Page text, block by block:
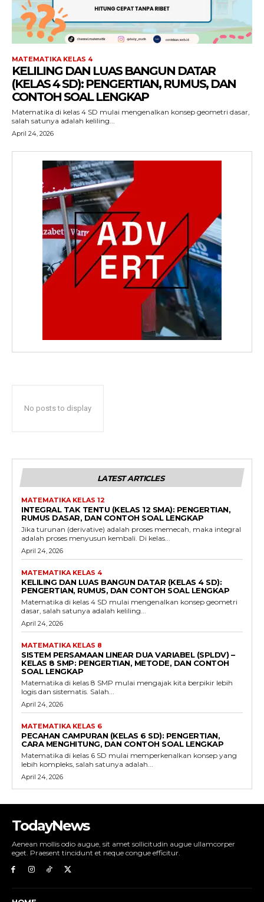
MATEMATIKA KELAS 4
KELILING DAN LUAS BANGUN DATAR
(KELAS 4 SD): PENGERTIAN, RUMUS, DAN
CONTOH SOAL LENGKAP
Matematika di kelas 4 SD mulai mengenalkan konsep geometri dasar,
salah satunya adalah keliling...
April 24, 2026
No posts to display
LATEST ARTICLES
MATEMATIKA KELAS 12
INTEGRAL TAK TENTU (KELAS 12 SMA): PENGERTIAN,
RUMUS DASAR, DAN CONTOH SOAL LENGKAP
Jika turunan (derivative) adalah proses memecah, maka integral
adalah proses menyusun kembali. Di kelas...
April 24, 2026
MATEMATIKA KELAS 4
KELILING DAN LUAS BANGUN DATAR (KELAS 4 SD):
PENGERTIAN, RUMUS, DAN CONTOH SOAL LENGKAP
Matematika di kelas 4 SD mulai mengenalkan konsep geometri
dasar, salah satunya adalah keliling...
April 24, 2026
MATEMATIKA KELAS 8
SISTEM PERSAMAAN LINEAR DUA VARIABEL (SPLDV) –
KELAS 8 SMP: PENGERTIAN, METODE, DAN CONTOH
SOAL LENGKAP
Matematika di kelas 8 SMP mulai mengajak kita berpikir lebih
logis dan sistematis. Salah...
April 24, 2026
MATEMATIKA KELAS 6
PECAHAN CAMPURAN (KELAS 6 SD): PENGERTIAN,
CARA MENGHITUNG, DAN CONTOH SOAL LENGKAP
Matematika di kelas 6 SD mulai memperkenalkan konsep yang
lebih kompleks, salah satunya adalah...
April 24, 2026
TodayNews
Aenean mollis odio augue, sit amet sollicitudin augue ullamcorper
eget. Praesent tincidunt et neque congue efficitur.